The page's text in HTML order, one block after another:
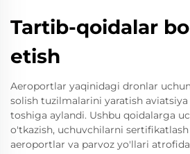
Tartib-qoidalar
etish
Aeroportlar yaqinidagi dronlar
solish tuzilmalarini yaratish
toshiga aylandi. Ushbu qoidalarga
o'tkazish, uchuvchilarni
aeroportlar va parvoz yo'llari